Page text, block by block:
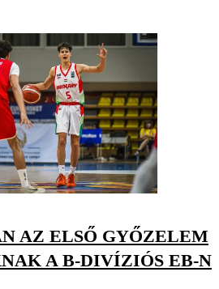
AZ ELSŐ GYŐZELEM
A B-DIVÍZIÓS EB-N